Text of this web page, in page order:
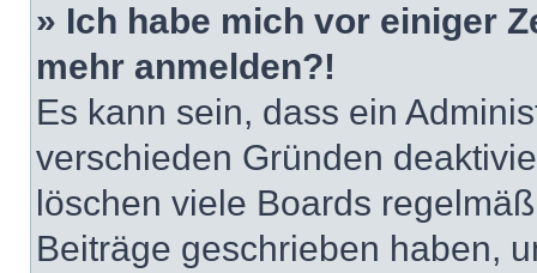
» Ich habe mich vor einiger
mehr anmelden?!
Es kann sein, dass ein
verschieden Gründen
löschen viele Boards
Beiträge geschrieben haben,